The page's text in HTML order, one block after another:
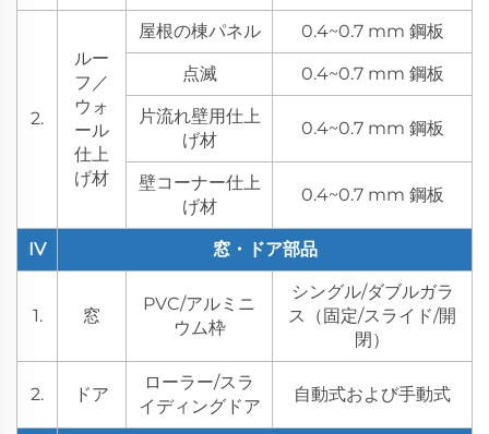
2.
ルー
フ／
ウォ
ール
仕上
げ材
屋根の棟パネル 0.4~0.7 mm 鋼板
点滅 0.4~0.7 mm 鋼板
片流れ壁用仕上
げ材
0.4~0.7 mm 鋼板
壁コーナー仕上
げ材
0.4~0.7 mm 鋼板
IV 窓・ドア部品
1. 窓
PVC/アルミニ
ウム枠
シングル/ダブルガラ
ス（固定/スライド/開
閉）
2. ドア
ローラー/スラ
イディングドア
自動式および手動式